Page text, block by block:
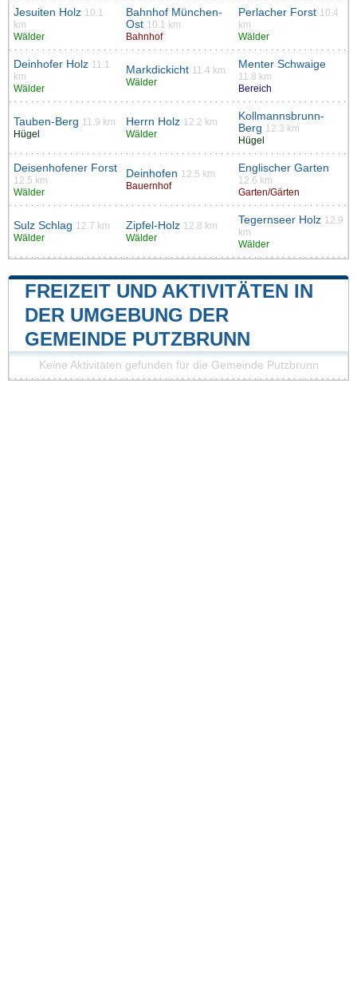
Jesuiten Holz 10.1
km
Wälder
Bahnhof München-
Ost 10.1 km
Bahnhof
Perlacher Forst 10.4
km
Wälder
Deinhofer Holz 11.1
km
Wälder
Markdickicht 11.4 km
Wälder
Menter Schwaige
11.8 km
Bereich
Tauben-Berg 11.9 km
Hügel
Herrn Holz 12.2 km
Wälder
Kollmannsbrunn-
Berg 12.3 km
Hügel
Deisenhofener Forst
12.5 km
Wälder
Deinhofen 12.5 km
Bauernhof
Englischer Garten
12.6 km
Garten/Gärten
Sulz Schlag 12.7 km
Wälder
Zipfel-Holz 12.8 km
Wälder
Tegernseer Holz 12.9
km
Wälder
FREIZEIT UND AKTIVITÄTEN IN
DER UMGEBUNG DER
GEMEINDE PUTZBRUNN
Keine Aktivitäten gefunden für die Gemeinde Putzbrunn